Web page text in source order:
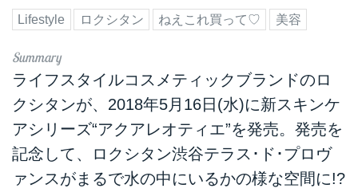
Lifestyle ロクシタン ねえこれ買って♡ 美容
ライフスタイルコスメティックブランドのロ
クシタンが、2018年5月16日(水)に新スキンケ
アシリーズ“アクアレオティエ”を発売。発売を
記念して、ロクシタン渋谷テラス･ド･プロヴ
ァンスがまるで水の中にいるかの様な空間に!?